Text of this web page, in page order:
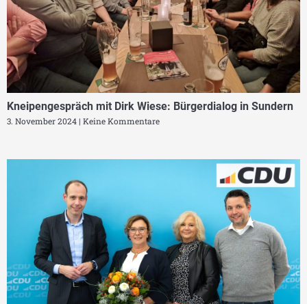
Kneipengespräch mit Dirk Wiese: Bürgerdialog in Sundern
3. November 2024 Keine Kommentare